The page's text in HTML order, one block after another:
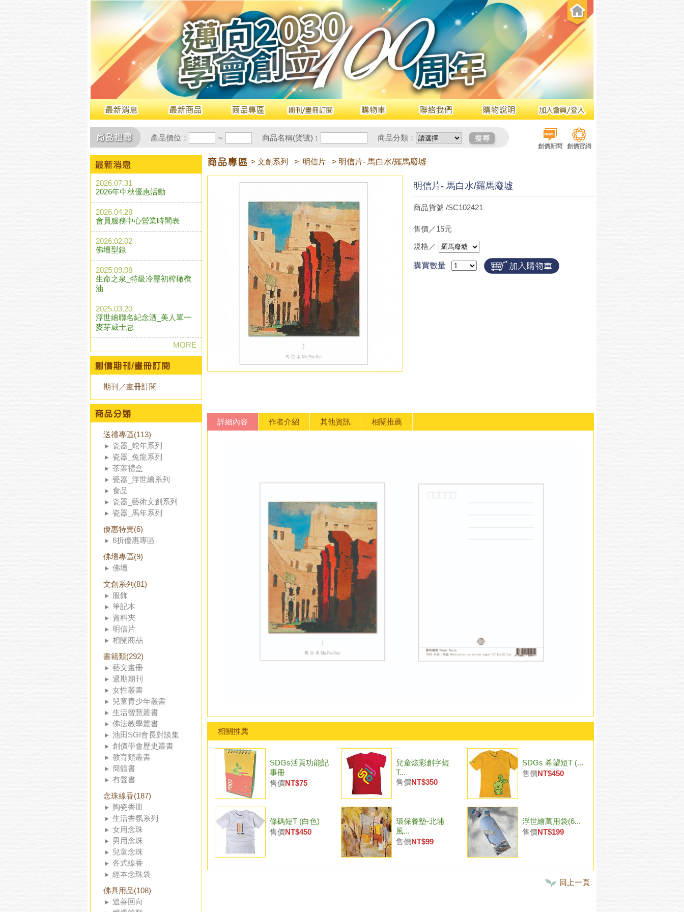
產品價位： ~ 商品名稱(貨號)︰ 商品分類：
創價新聞 創價官網
2026.07.31
2026年中秋優惠活動
2026.04.28
會員服務中心營業時間表
2026.02.02
佛壇型錄
2025.09.08
生命之泉_特級冷壓初榨橄欖
油
2025.03.20
浮世繪聯名紀念酒_美人單一
麥芽威士忌
MORE
期刊／畫冊訂閱
送禮專區(113)
瓷器_蛇年系列
瓷器_兔龍系列
茶葉禮盒
瓷器_浮世繪系列
食品
瓷器_藝術文創系列
瓷器_馬年系列
優惠特賣(6)
6折優惠專區
佛壇專區(9)
佛壇
文創系列(81)
服飾
筆記本
資料夾
明信片
相關商品
書籍類(292)
藝文畫冊
過期期刊
女性叢書
兒童青少年叢書
生活智慧叢書
佛法教學叢書
池田SGI會長對談集
創價學會歷史叢書
教育類叢書
簡體書
有聲書
念珠線香(187)
陶瓷香皿
生活香氛系列
女用念珠
男用念珠
兒童念珠
各式線香
經本念珠袋
佛具用品(108)
追善回向
> 文創系列 > 明信片 > 明信片- 馬白水/羅馬廢墟
明信片- 馬白水/羅馬廢墟
商品貨號 /SC102421
售價／15元
規格／
購買數量
詳細內容 作者介紹 其他資訊 相關推薦
相關推薦
SDGs活頁功能記
事冊
售價NT$75
兒童炫彩創字短
T...
售價NT$350
SDGs 希望短T (...
售價NT$450
條碼短T (白色)
售價NT$450
環保餐墊-北埔
風...
售價NT$99
浮世繪萬用袋(6...
售價NT$199
回上一頁